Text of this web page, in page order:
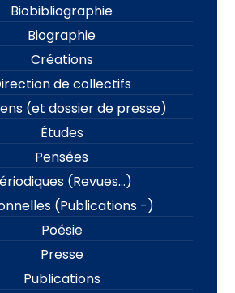
Biobibliographie
Biographie
Créations
de collectifs
(et dossier de presse)
Études
Pensées
(Revues…)
(Publications -)
Poésie
Presse
Publications